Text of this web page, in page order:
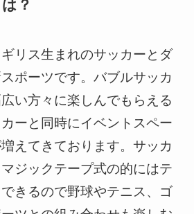
？
リス生まれのサッカーとダ
ポーツです。バブルサッカ
い方々に楽しんでもらえる
ーと同時にイベントスペー
えてきております。サッカ
ジックテープ式の的にはテ
きるので野球やテニス、ゴ